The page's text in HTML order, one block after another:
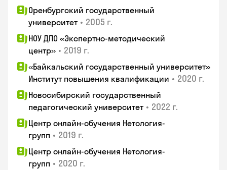
Оренбургский государственный
университет • 2005 г.
НОУ ДПО «Экспертно-методический
центр» • 2019 г.
«Байкальский государственный университет»
Институт повышения квалификации • 2020 г.
Новосибирский государственный
педагогический университет • 2022 г.
Центр онлайн-обучения Нетология-
групп • 2019 г.
Центр онлайн-обучения Нетология-
групп • 2020 г.